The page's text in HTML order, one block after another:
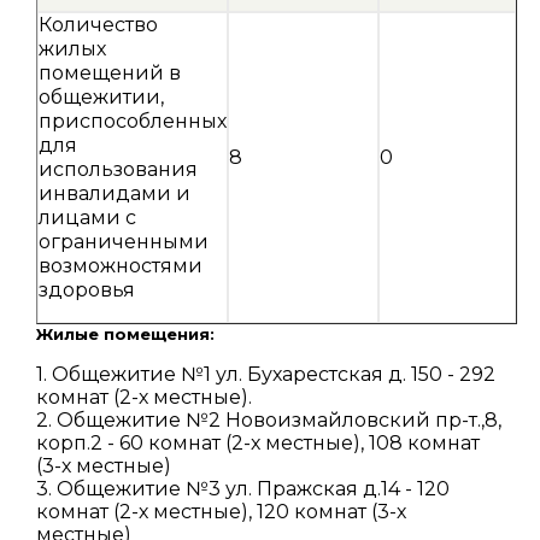
Количество
жилых
помещений в
общежитии,
приспособленных
для
использования
инвалидами и
лицами с
ограниченными
возможностями
здоровья
8 0
Жилые помещения:
1. Общежитие №1 ул. Бухарестская д. 150 - 292
комнат (2-х местные).
2. Общежитие №2 Новоизмайловский пр-т.,8,
корп.2 - 60 комнат (2-х местные), 108 комнат
(3-х местные)
3. Общежитие №3 ул. Пражская д.14 - 120
комнат (2-х местные), 120 комнат (3-х
местные)